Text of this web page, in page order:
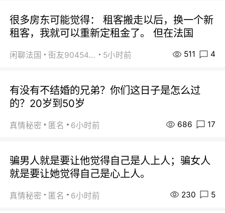
很多房东可能觉得： 租客搬走以后，换一个新
租客，我就可以重新定租金了。 但在法国
闲聊法国 街友90454511 5小时前 511 4
有没有不结婚的兄弟？你们这日子是怎么过
的？20岁到50岁
真情秘密 匿名 6小时前 686 17
骗男人就是要让他觉得自己是人上人；骗女人
就是要让她觉得自己是心上人。
真情秘密 匿名 6小时前 230 5